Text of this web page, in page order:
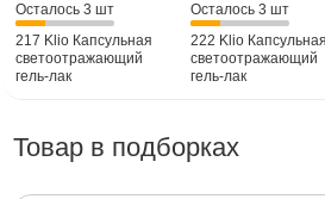
Осталось 3 шт
217 Klio Капсульная
светоотражающий
гель-лак
Осталось 3 шт
222 Klio Капсульная
светоотражающий
гель-лак
Товар в подборках